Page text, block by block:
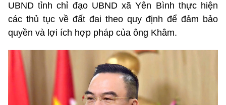
UBND tỉnh chỉ đạo UBND xã Yên Bình thực hiện
các thủ tục về đất đai theo quy định để đảm bảo
quyền và lợi ích hợp pháp của ông Khâm.